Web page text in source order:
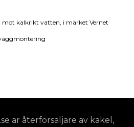
kalkrikt vatten, i märket Vernet
är återförsäljare av kakel,